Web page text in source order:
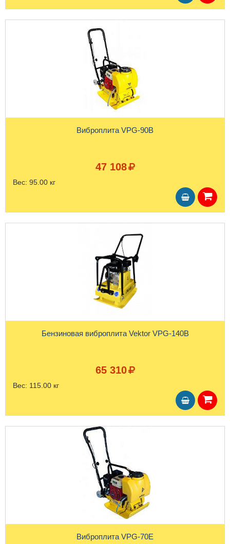
Виброплита VPG-90B
47 108
Вес: 95.00 кг
Бензиновая виброплита Vektor VPG-140B
65 310
Вес: 115.00 кг
Виброплита VPG-70E